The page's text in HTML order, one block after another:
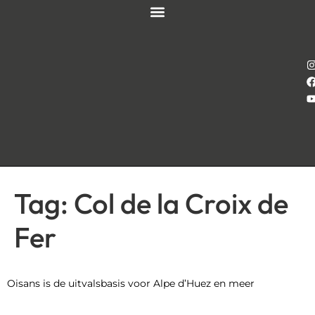
Tag: Col de la Croix de
Fer
Oisans is de uitvalsbasis voor Alpe d’Huez en meer